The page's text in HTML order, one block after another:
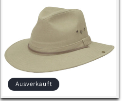
Ausverkauft